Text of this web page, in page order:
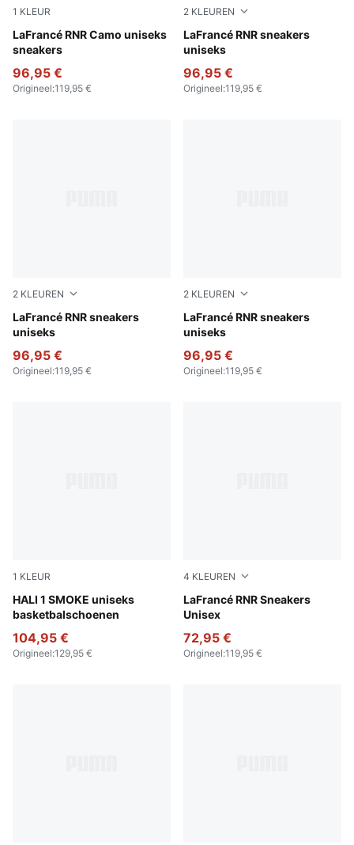
1 KLEUR
LaFrancé RNR Camo uniseks
sneakers
Avocado Green-Fizzy Light
96,95 €
Origineel:119,95 €
2 KLEUREN
LaFrancé RNR sneakers
uniseks
For All Time Red-PUMA
96,95 €
Origineel:119,95 €
2 KLEUREN
LaFrancé RNR sneakers
uniseks
Dark Amethyst-Intense Lavender
96,95 €
Origineel:119,95 €
2 KLEUREN
LaFrancé RNR sneakers
uniseks
Heat Fire-Silver Mist
96,95 €
Origineel:119,95 €
1 KLEUR
HALI 1 SMOKE uniseks
basketbalschoenen
Gray Echo-Feather Gray
104,95 €
Origineel:129,95 €
4 KLEUREN
LaFrancé RNR Sneakers
Unisex
Dusky Gray-White Glow
72,95 €
Origineel:119,95 €